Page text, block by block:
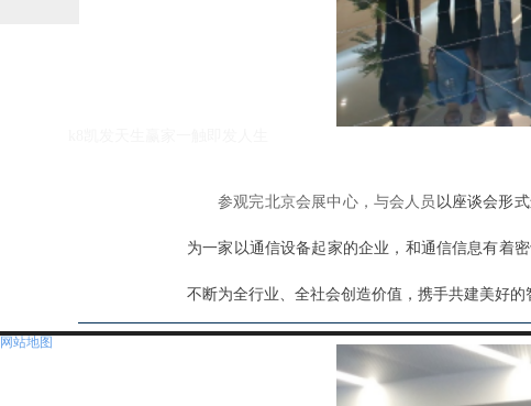
参观完北京会展中心，与会人员 以座谈会形
为一家以通信设备起家的企业，和通信信息有着
不断为全行业、全社会创造价值，携手共建美好
k8凯发天生赢家一触即发人生的友情链接： |
网站地图